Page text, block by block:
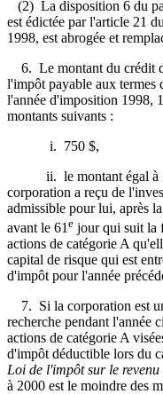
(2) La disposition 6 du
est édictée par l'article 21
1998, est abrogée et
6. Le montant du crédit
l'impôt payable aux termes
l'année d'imposition 1998,
montants suivants :
i. 750 $,
ii. le montant égal à 15
corporation a reçu de
admissible pour lui, après
avant le 61 e jour qui suit la
actions de catégorie A
capital de risque qui est
d'impôt pour l'année
7. Si la corporation est
recherche pendant l'année
actions de catégorie A
d'impôt déductible lors du
Loi de l'impôt sur le revenu
à 2000 est le moindre des